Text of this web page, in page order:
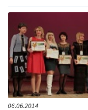
06.06.2014